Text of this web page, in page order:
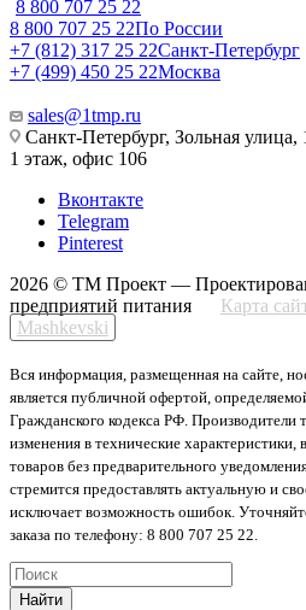
8 800 707 25 22
8 800 707 25 22По России
+7 (812) 317 25 22Санкт-Петербург
+7 (499) 450 25 22Москва
sales@1tmp.ru
Санкт-Петербург, Зольная
1 этаж, офис 106
Вконтакте
Telegram
Pinterest
2026 © ТМ Проект —
предприятий питания
Карта
Mashkevski
Вся информация, размещенная на сайте,
является публичной офертой,
Гражданского кодекса РФ. Производители
изменения в технические
товаров без предварительного
стремится предоставлять актуальную и
исключает возможность ошибок.
заказа по телефону: 8 800 707 25 22.
Найти